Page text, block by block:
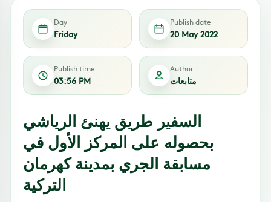
Day
Friday
Publish date
20 May 2022
Publish time
03:56 PM
Author
متابعات
السفير طريق يهنئ الرياشي
بحصوله على المركز الأول في
مسابقة الجري بمدينة كهرمان
التركية